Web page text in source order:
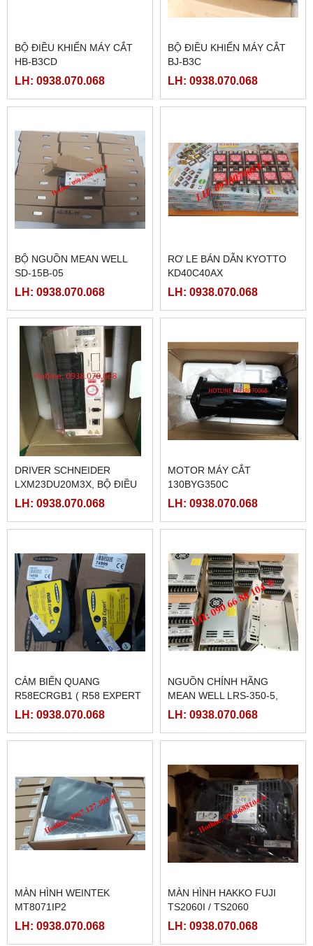
BỘ ĐIỀU KHIỂN MÁY CẮT
HB-B3CD
LH: 0938.070.068
BỘ ĐIỀU KHIỂN MÁY CẮT
BJ-B3C
LH: 0938.070.068
BỘ NGUỒN MEAN WELL
SD-15B-05
LH: 0938.070.068
RƠ LE BÁN DẪN KYOTTO
KD40C40AX
LH: 0938.070.068
DRIVER SCHNEIDER
LXM23DU20M3X, BỘ ĐIỀU
KHIỂN SERVO
LH: 0938.070.068
MOTOR MÁY CẮT
130BYG350C
LH: 0938.070.068
CẢM BIẾN QUANG
R58ECRGB1 ( R58 EXPERT
BANNER)
LH: 0938.070.068
NGUỒN CHÍNH HÃNG
MEAN WELL LRS-350-5,
LRS-350-12, LRS-350-24,
LH: 0938.070.068
MÀN HÌNH WEINTEK
MT8071IP2
LH: 0938.070.068
MÀN HÌNH HAKKO FUJI
TS2060I / TS2060
LH: 0938.070.068